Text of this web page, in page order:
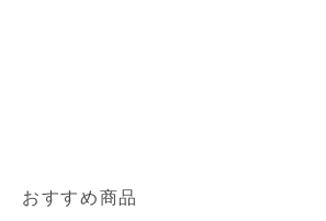
おすすめ商品